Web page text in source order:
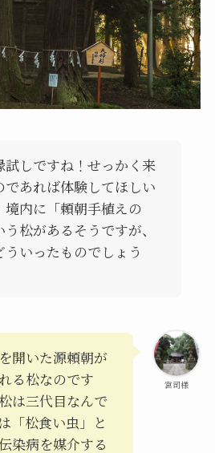
試しですね！せっかく来
であれば体験してほしい
境内に「頼朝手植えの
松があるそうですが、
ういったものでしょう
宮司様
開いた源頼朝が
る松なのです
は三代目なんで
「松食い虫」と
染病を媒介する